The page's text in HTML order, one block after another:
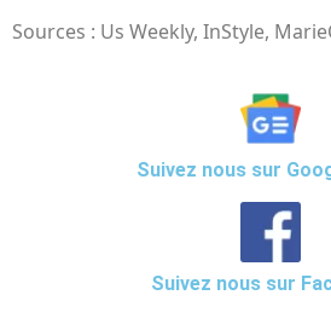
Sources : Us Weekly, InStyle,
Suivez nous sur
Suivez nous sur